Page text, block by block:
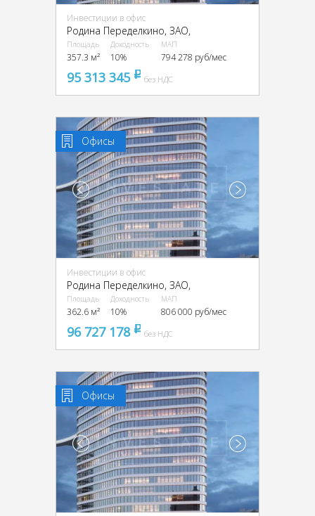
Инвестиции в офис
Родина Переделкино, ЗАО,
Площадь
357.3 м²
Доходность
10%
МАП
794 278 руб/мес
95 313 345 pуббез НДС
Офисы
Инвестиции в офис
Родина Переделкино, ЗАО,
Площадь
362.6 м²
Доходность
10%
МАП
806 000 руб/мес
96 727 178 pуббез НДС
Офисы